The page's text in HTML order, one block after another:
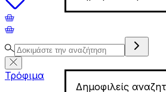
Δημοφιλείς
Τρόφιμα